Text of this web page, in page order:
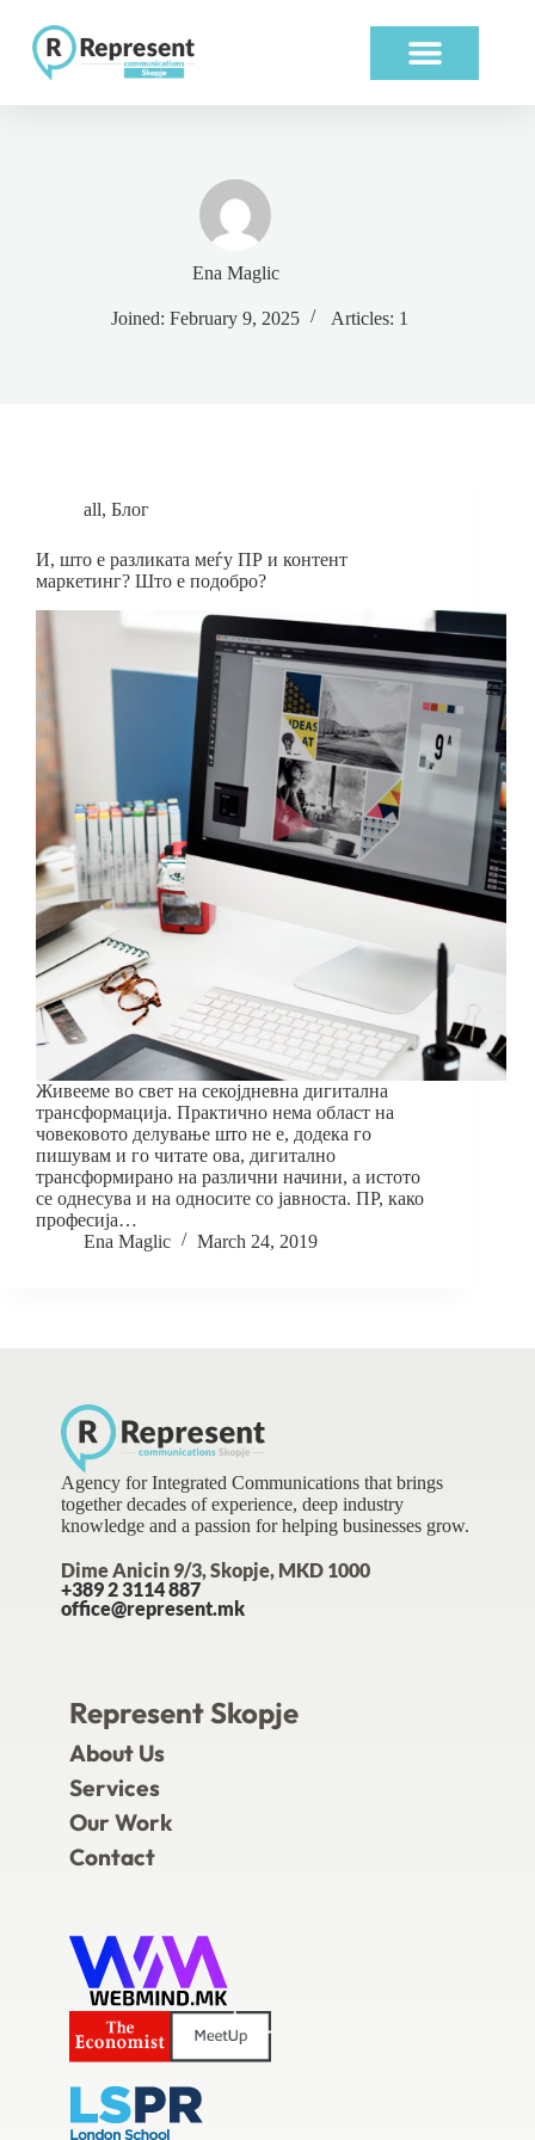
Ena Maglic
Joined: February 9, 2025 Articles: 1
all, Блог
И, што е разликата меѓу ПР и контент
маркетинг? Што е подобро?
Живееме во свет на секојдневна дигитална
трансформација. Практично нема област на
човековото делување што не е, додека го
пишувам и го читате ова, дигитално
трансформирано на различни начини, а истото
се однесува и на односите со јавноста. ПР, како
професија…
Ena Maglic
March 24, 2019
Agency for Integrated Communications that brings
together decades of experience, deep industry
knowledge and a passion for helping businesses grow.
Dime Anicin 9/3, Skopje, MKD 1000
+389 2 3114 887
office@represent.mk
Represent Skopje
About Us
Services
Our Work
Contact